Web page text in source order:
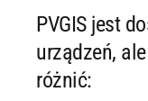
PVGIS jest
urządzeń,
różnić: